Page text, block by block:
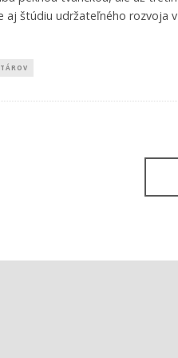
aj štúdiu udržateľného rozvoja v